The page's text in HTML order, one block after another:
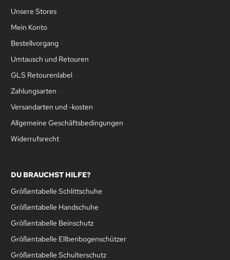
Unsere Stores
Mein Konto
Bestellvorgang
Umtausch und Retouren
GLS Retourenlabel
Zahlungsarten
Versandarten und -kosten
Allgemeine Geschäftsbedingungen
Widerrufsrecht
DU BRAUCHST HILFE?
Größentabelle Schlittschuhe
Größentabelle Handschuhe
Größentabelle Beinschutz
Größentabelle Ellbenbogenschützer
Größentabelle Schulterschutz